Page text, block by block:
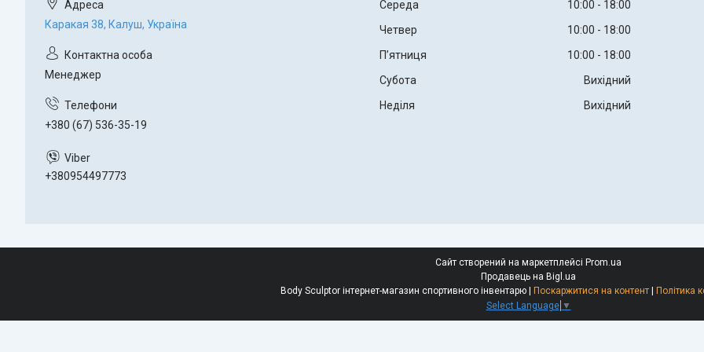
Каракая 38, Калуш, Україна
Менеджер
+380 (67) 536-35-19
+380954497773
Середа
10:00
18:00
Четвер
10:00
18:00
Пʼятниця
10:00
18:00
Субота
Вихідний
Неділя
Вихідний
Сайт створений на маркетплейсі Prom.ua
Продавець на Bigl.ua
Поскаржитися на контент
Політика
Select Language ▼